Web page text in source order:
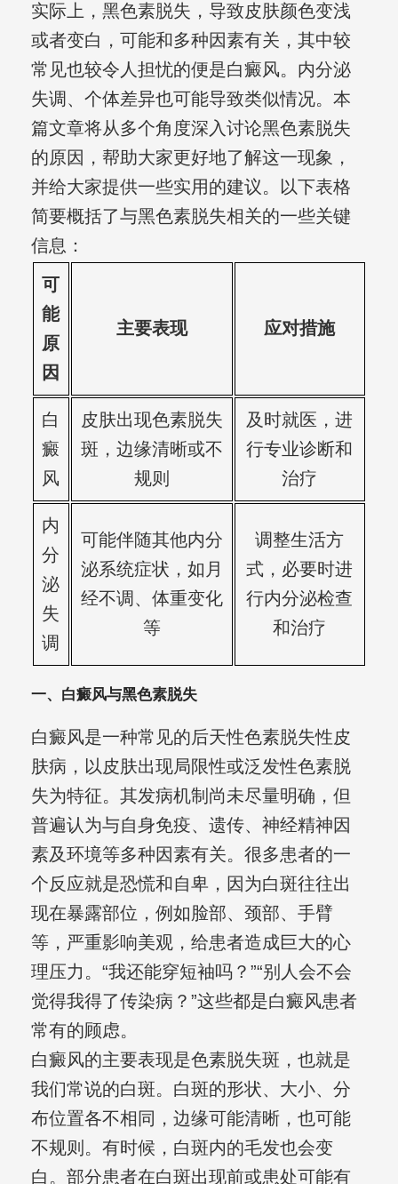
实际上，黑色素脱失，导致皮肤颜色变浅
或者变白，可能和多种因素有关，其中较
常见也较令人担忧的便是白癜风。内分泌
失调、个体差异也可能导致类似情况。本
篇文章将从多个角度深入讨论黑色素脱失
的原因，帮助大家更好地了解这一现象，
并给大家提供一些实用的建议。以下表格
简要概括了与黑色素脱失相关的一些关键
信息：
可
能
原
因
主要表现 应对措施
白
癜
风
皮肤出现色素脱失
斑，边缘清晰或不
规则
及时就医，进
行专业诊断和
治疗
内
分
泌
失
调
可能伴随其他内分
泌系统症状，如月
经不调、体重变化
等
调整生活方
式，必要时进
行内分泌检查
和治疗
一、白癜风与黑色素脱失
白癜风是一种常见的后天性色素脱失性皮
肤病，以皮肤出现局限性或泛发性色素脱
失为特征。其发病机制尚未尽量明确，但
普遍认为与自身免疫、遗传、神经精神因
素及环境等多种因素有关。很多患者的一
个反应就是恐慌和自卑，因为白斑往往出
现在暴露部位，例如脸部、颈部、手臂
等，严重影响美观，给患者造成巨大的心
理压力。“我还能穿短袖吗？”“别人会不会
觉得我得了传染病？”这些都是白癜风患者
常有的顾虑。
白癜风的主要表现是色素脱失斑，也就是
我们常说的白斑。白斑的形状、大小、分
布位置各不相同，边缘可能清晰，也可能
不规则。有时候，白斑内的毛发也会变
白。部分患者在白斑出现前或患处可能有